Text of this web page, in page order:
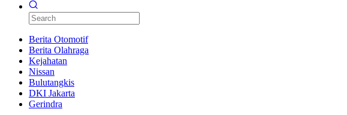
Berita Otomotif
Berita Olahraga
Kejahatan
Nissan
Bulutangkis
DKI Jakarta
Gerindra